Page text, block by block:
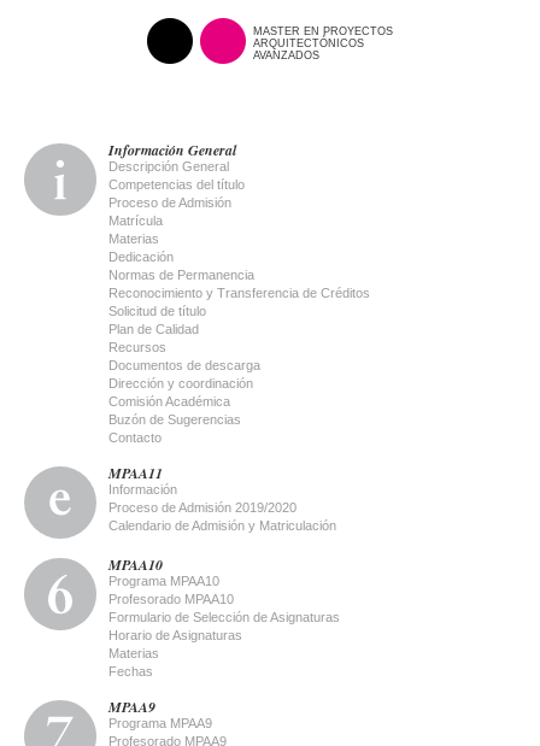
MASTER EN PROYECTOS
ARQUITECTÓNICOS
AVANZADOS
Información General
Descripción General
Competencias del título
Proceso de Admisión
Matrícula
Materias
Dedicación
Normas de Permanencia
Reconocimiento y Transferencia de Créditos
Solicitud de título
Plan de Calidad
Recursos
Documentos de descarga
Dirección y coordinación
Comisión Académica
Buzón de Sugerencias
Contacto
MPAA11
Información
Proceso de Admisión 2019/2020
Calendario de Admisión y Matriculación
MPAA10
Programa MPAA10
Profesorado MPAA10
Formulario de Selección de Asignaturas
Horario de Asignaturas
Materias
Fechas
MPAA9
Programa MPAA9
Profesorado MPAA9